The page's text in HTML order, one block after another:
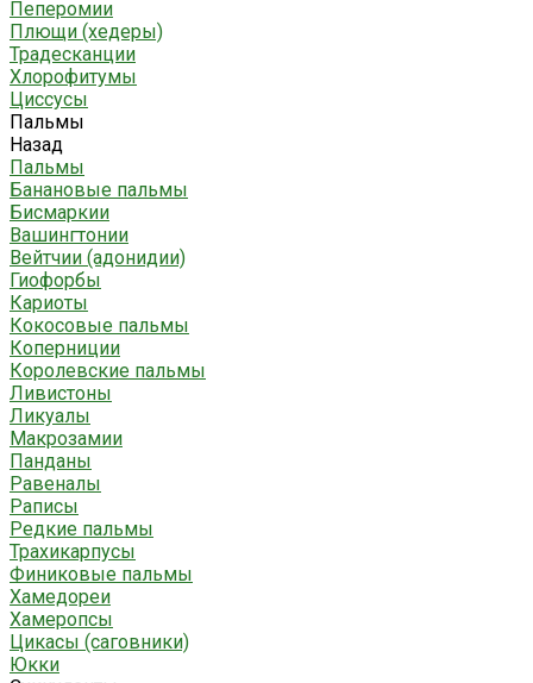
Пеперомии
Плющи (хедеры)
Традесканции
Хлорофитумы
Циссусы
Пальмы
Назад
Пальмы
Банановые пальмы
Бисмаркии
Вашингтонии
Вейтчии (адонидии)
Гиофорбы
Кариоты
Кокосовые пальмы
Коперниции
Королевские пальмы
Ливистоны
Ликуалы
Макрозамии
Панданы
Равеналы
Раписы
Редкие пальмы
Трахикарпусы
Финиковые пальмы
Хамедореи
Хамеропсы
Цикасы (саговники)
Юкки